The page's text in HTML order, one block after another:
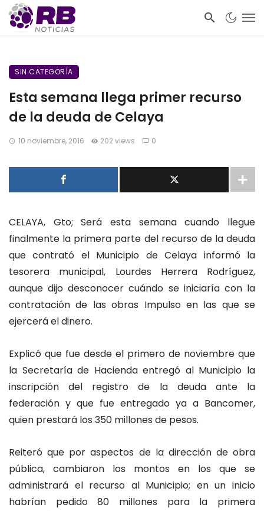
SIN CATEGORÍA
Esta semana llega primer recurso
de la deuda de Celaya
10 noviembre, 2016 202 views 0
CELAYA, Gto; Será esta semana cuando llegue
finalmente la primera parte del recurso de la deuda
que contrató el Municipio de Celaya informó la
tesorera municipal, Lourdes Herrera Rodríguez,
aunque dijo desconocer cuándo se iniciaría con la
contratación de las obras Impulso en las que se
ejercerá el dinero.
Explicó que fue desde el primero de noviembre que
la Secretaría de Hacienda entregó al Municipio la
inscripción del registro de la deuda ante la
federación y que fue entregado ya a Bancomer,
quien prestará los 350 millones de pesos.
Reiteró que por aspectos de la dirección de obra
pública, cambiaron los montos en los que se
administrará el recurso al Municipio; en un inicio
habrían pedido 80 millones para la primera